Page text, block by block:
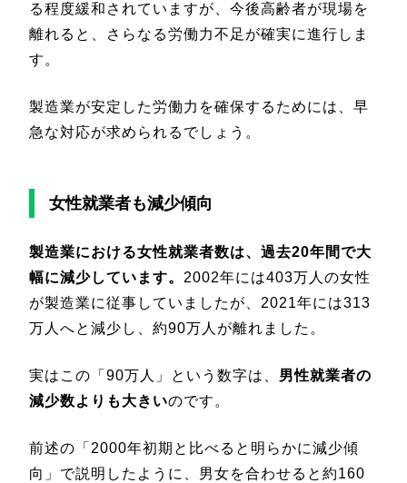
る程度緩和されていますが、今後高齢者が現場を
離れると、さらなる労働力不足が確実に進行しま
す。
製造業が安定した労働力を確保するためには、早
急な対応が求められるでしょう。
女性就業者も減少傾向
製造業における女性就業者数は、過去20年間で大
幅に減少しています。 2002年には403万人の女性
が製造業に従事していましたが、2021年には313
万人へと減少し、約90万人が離れました。
実はこの「90万人」という数字は、 男性就業者の
減少数よりも大きいのです。
前述の「2000年初期と比べると明らかに減少傾
向」で説明したように、男女を合わせると約160